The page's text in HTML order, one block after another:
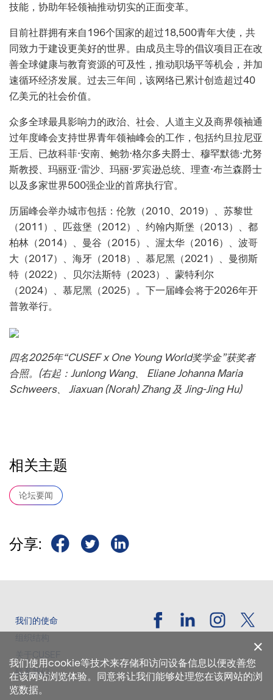
技能，协助年轻领袖推动切实的正面变革。
目前社群拥有来自196个国家的超过18,500青年大使，共
同致力于建设更美好的世界。由成员主导的倡议项目正在改
善全球健康与教育资源的可及性，推动职场平等机会，并加
速循环经济发展。过去三年间，该网络已累计创造超过40
亿美元的社会价值。
众多全球最具影响力的政治、社会、人道主义及商界领袖通
过年度峰会支持世界青年领袖峰会的工作，包括约旦拉尼亚
王后、已故科菲·安南、鲍勃·格尔多夫爵士、穆罕默德·尤努
斯教授、玛丽亚·雷沙、玛丽·罗宾逊总统、理查·布兰森爵士
以及多家世界500强企业的首席执行官。
历届峰会举办城市包括：伦敦（2010、2019）、苏黎世
（2011）、匹兹堡（2012）、约翰内斯堡（2013）、都
柏林（2014）、曼谷（2015）、渥太华（2016）、波哥
大（2017）、海牙（2018）、慕尼黑（2021）、曼彻斯
特（2022）、贝尔法斯特（2023）、蒙特利尔
（2024）、慕尼黑（2025）。下一届峰会将于2026年开
普敦举行。
四名2025年“CUSEF x One Young World奖学金”获奖者
合照。(右起：Junlong Wang、 Eliane Johanna Maria
Schweers、 Jiaxuan (Norah) Zhang 及 Jing-Jing Hu)
相关主题
论坛要闻
分享:
我们的使命
联系我们
我们使用cookie等技术来存储和访问设备信息以便改善您
在该网站浏览体验。同意将让我们能够处理您在该网站的浏
览数据。